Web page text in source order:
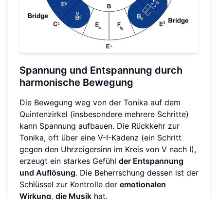
Spannung und Entspannung durch
harmonische Bewegung
Die Bewegung weg von der Tonika auf dem
Quintenzirkel (insbesondere mehrere Schritte)
kann Spannung aufbauen. Die Rückkehr zur
Tonika, oft über eine V-I-Kadenz (ein Schritt
gegen den Uhrzeigersinn im Kreis von V nach I),
erzeugt ein starkes Gefühl der Entspannung
und Auflösung. Die Beherrschung dessen ist der
Schlüssel zur Kontrolle der emotionalen
Wirkung, die Musik hat.